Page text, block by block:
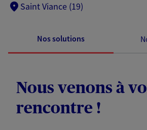
Saint Viance (19)
Nos solutions
Nous venons à
rencontre !